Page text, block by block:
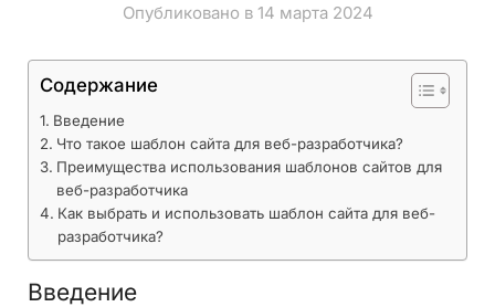
Опубликовано в 14 марта 2024
Содержание
Введение
Что такое шаблон сайта для веб-разработчика?
Преимущества использования шаблонов сайтов для
веб-разработчика
Как выбрать и использовать шаблон сайта для веб-
разработчика?
Введение